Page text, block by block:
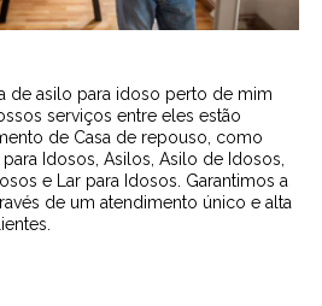
de asilo para idoso perto de mim
serviços entre eles estão
de Casa de repouso, como
Idosos, Asilos, Asilo de Idosos,
e Lar para Idosos. Garantimos a
de um atendimento único e alta